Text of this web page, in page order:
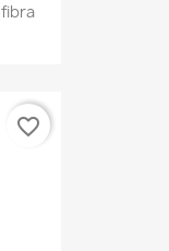
favorite_border